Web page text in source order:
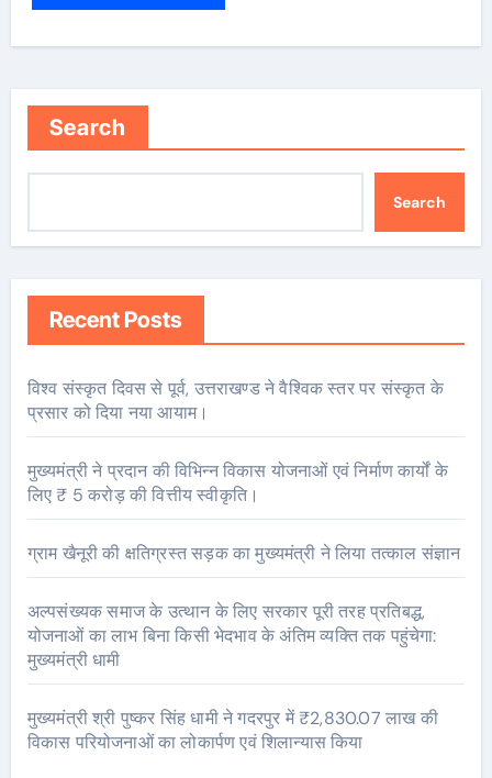
Search
Search
Recent Posts
विश्व संस्कृत दिवस से पूर्व, उत्तराखण्ड ने वैश्विक स्तर पर संस्कृत के
प्रसार को दिया नया आयाम।
मुख्यमंत्री ने प्रदान की विभिन्न विकास योजनाओं एवं निर्माण कार्यों के
लिए ₹ 5 करोड़ की वित्तीय स्वीकृति।
ग्राम खैनूरी की क्षतिग्रस्त सड़क का मुख्यमंत्री ने लिया तत्काल संज्ञान
अल्पसंख्यक समाज के उत्थान के लिए सरकार पूरी तरह प्रतिबद्ध,
योजनाओं का लाभ बिना किसी भेदभाव के अंतिम व्यक्ति तक पहुंचेगा:
मुख्यमंत्री धामी
मुख्यमंत्री श्री पुष्कर सिंह धामी ने गदरपुर में ₹2,830.07 लाख की
विकास परियोजनाओं का लोकार्पण एवं शिलान्यास किया